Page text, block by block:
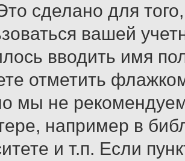
сделано для
вашей
вводить имя
отметить
мы не
например в
и т.п. Если